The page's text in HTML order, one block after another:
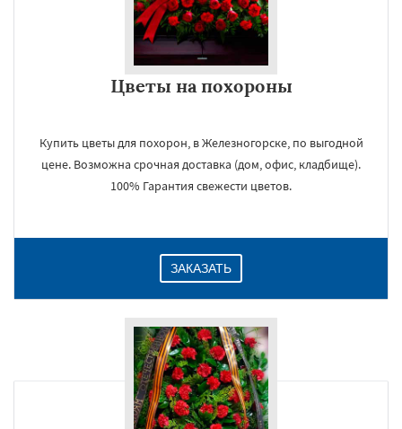
Цветы на похороны
Купить цветы для похорон, в Железногорске, по выгодной
цене. Возможна срочная доставка (дом, офис, кладбище).
100% Гарантия свежести цветов.
ЗАКАЗАТЬ